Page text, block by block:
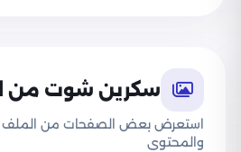
سكرين شوت من
استعرض بعض الصفحات من الملف
والمحتوى